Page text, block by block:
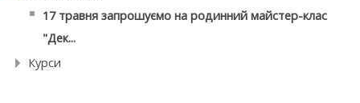
17 травня запрошуємо на родинний майстер-клас
"Дек...
Курси